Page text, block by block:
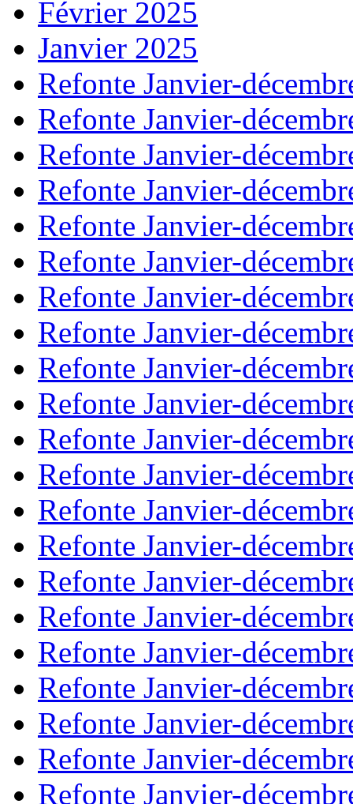
Février 2025
Janvier 2025
Refonte Janvier-
Refonte Janvier-
Refonte Janvier-
Refonte Janvier-
Refonte Janvier-
Refonte Janvier-
Refonte Janvier-
Refonte Janvier-
Refonte Janvier-
Refonte Janvier-
Refonte Janvier-
Refonte Janvier-
Refonte Janvier-
Refonte Janvier-
Refonte Janvier-
Refonte Janvier-
Refonte Janvier-
Refonte Janvier-
Refonte Janvier-
Refonte Janvier-
Refonte Janvier-